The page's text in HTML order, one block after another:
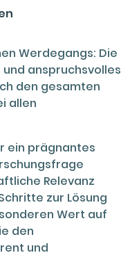
Werdegangs: Die
anspruchsvolles
den gesamten
allen
ein prägnantes
Relevanz
zur Lösung
Wert auf
den
und